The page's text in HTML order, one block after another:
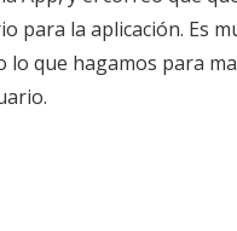
para la aplicación. Es
lo que hagamos para